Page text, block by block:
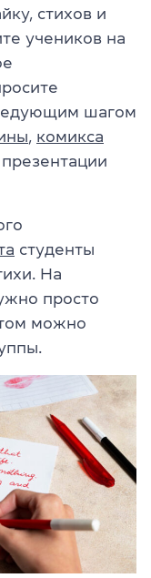
стихов и
учеников на
шагом
, комикса
студенты
На
просто
можно